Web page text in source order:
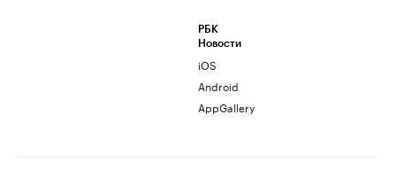
РБК
Новости
iOS
Android
AppGallery